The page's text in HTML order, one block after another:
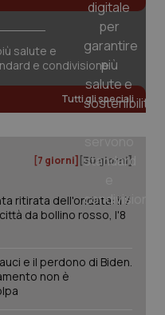
salute e
e condivisione
Tutti gli speciali
[7 giorni] [30 giorni]
ritirata dell'ondata: il 7
da bollino rosso, l'8
e il perdono di Biden.
non è
CookieScript
www.quotidianosanita.it
www.quotidianosanita.it